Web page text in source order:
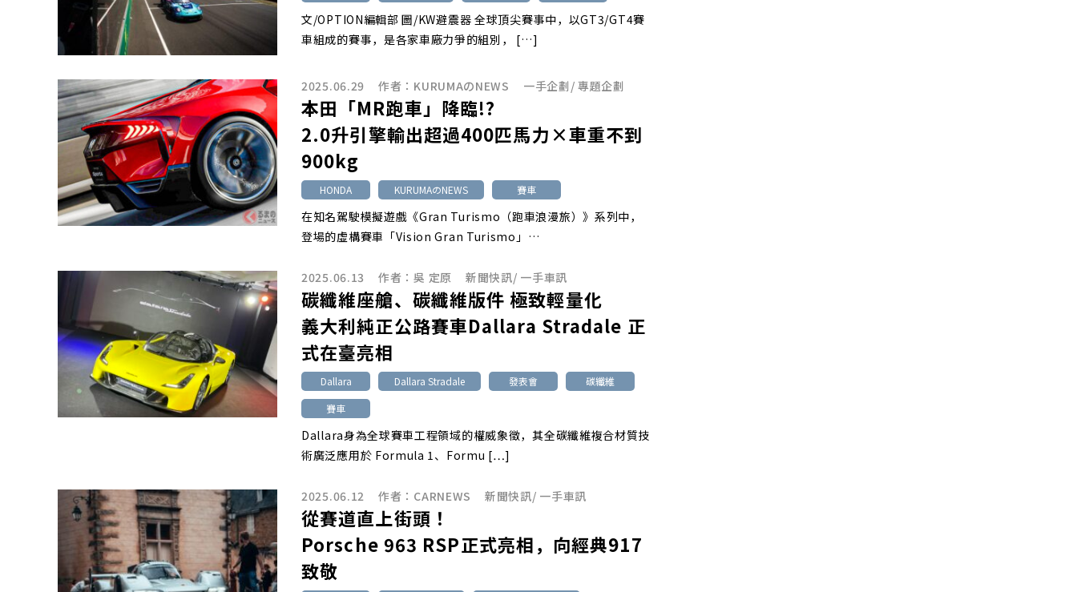
文/OPTION編輯部 圖/KW避震器 全球頂尖賽事中，以GT3/GT4賽
車組成的賽事，是各家車廠力爭的組別， […]
2025.06.29 作者： KURUMAのNEWS 一手企劃 /專題企劃
本田「MR跑車」降臨!?
2.0升引擎輸出超過400匹馬力×車重不到
900kg
HONDA KURUMAのNEWS 賽車
在知名駕駛模擬遊戲《Gran Turismo（跑車浪漫旅）》系列中，
登場的虛構賽車「Vision Gran Turismo」…
2025.06.13 作者：吳 定原 新聞快訊/ 一手車訊
碳纖維座艙、碳纖維版件 極致輕量化
義大利純正公路賽車Dallara Stradale 正
式在臺亮相
Dallara Dallara Stradale 發表會
碳纖維
賽車
Dallara身為全球賽車工程領域的權威象徵，其全碳纖維複合材質技
術廣泛應用於 Formula 1、Formu […]
2025.06.12 作者： CARNEWS 新聞快訊/ 一手車訊
從賽道直上街頭！
Porsche 963 RSP正式亮相，向經典917
致敬